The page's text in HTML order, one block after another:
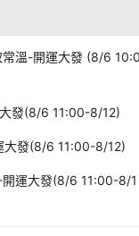
溫-開運大發 (8/6
發(8/6 11:00-8/12)
發(8/6 11:00-8/12)
運大發(8/6 11:00-8/1